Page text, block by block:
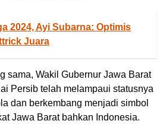
2024, Ayi Subarna: Optimis
Juara
sama, Wakil Gubernur Jawa Barat
Persib telah melampaui statusnya
dan berkembang menjadi simbol
Jawa Barat bahkan Indonesia.